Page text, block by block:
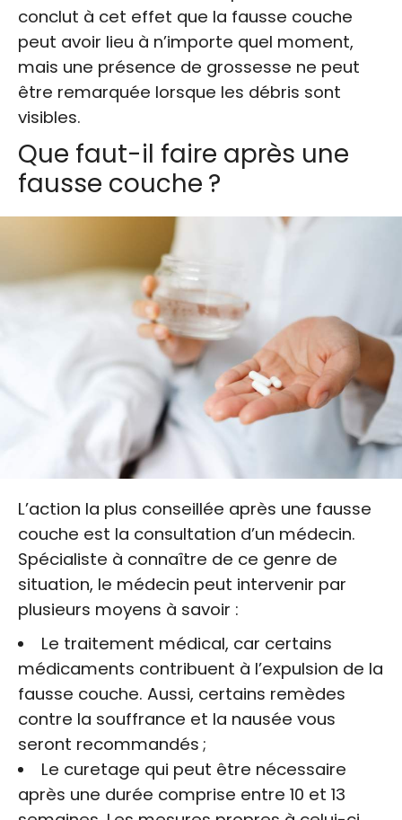
conclut à cet effet que la fausse couche
peut avoir lieu à n’importe quel moment,
mais une présence de grossesse ne peut
être remarquée lorsque les débris sont
visibles.
Que faut-il faire après une
fausse couche ?
L’action la plus conseillée après une fausse
couche est la consultation d’un médecin.
Spécialiste à connaître de ce genre de
situation, le médecin peut intervenir par
plusieurs moyens à savoir :
Le traitement médical, car certains
médicaments contribuent à l’expulsion de la
fausse couche. Aussi, certains remèdes
contre la souffrance et la nausée vous
seront recommandés ;
Le curetage qui peut être nécessaire
après une durée comprise entre 10 et 13